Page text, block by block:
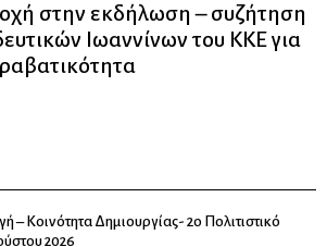
στην εκδήλωση – συζήτηση
Ιωαννίνων του ΚΚΕ για
– Κοινότητα Δημιουργίας- 2ο Πολιτιστικό
2026